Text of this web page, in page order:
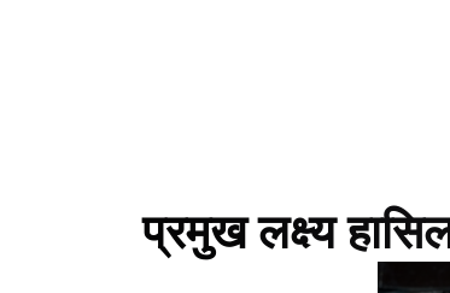
प्रमुख लक्ष्य